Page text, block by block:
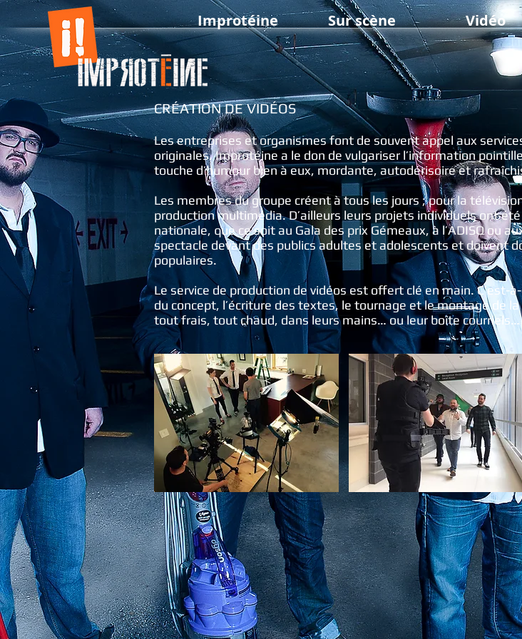
Improtéine Sur scène Vidéo
CRÉATION DE VIDÉOS
Les entreprises et organismes font de souvent appel aux
originales. Improtéine a le don de vulgariser l’information
touche d’humour bien à eux, mordante, autodérisoire et
Les membres du groupe créent à tous les jours ; pour la
production multimédia. D’ailleurs leurs projets individuels ont
nationale, que ce soit au Gala des prix Gémeaux, à l’ADISQ ou
spectacle devant des publics adultes et adolescents et doivent
populaires.
Le service de production de vidéos est offert clé en main. C’est-
du concept, l’écriture des textes, le tournage et le montage de
tout frais, tout chaud, dans leurs mains… ou leur boîte courriels…